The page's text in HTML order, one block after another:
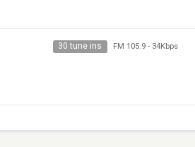
30 tune ins FM 105.9- 34Kbps